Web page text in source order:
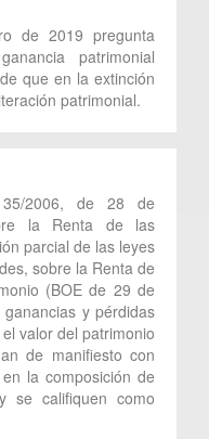
de 2019 pregunta
patrimonial
que en la extinción
patrimonial.
2006, de 28 de
la Renta de las
parcial de las leyes
sobre la Renta de
(BOE de 29 de
y pérdidas
valor del patrimonio
de manifiesto con
la composición de
se califiquen como